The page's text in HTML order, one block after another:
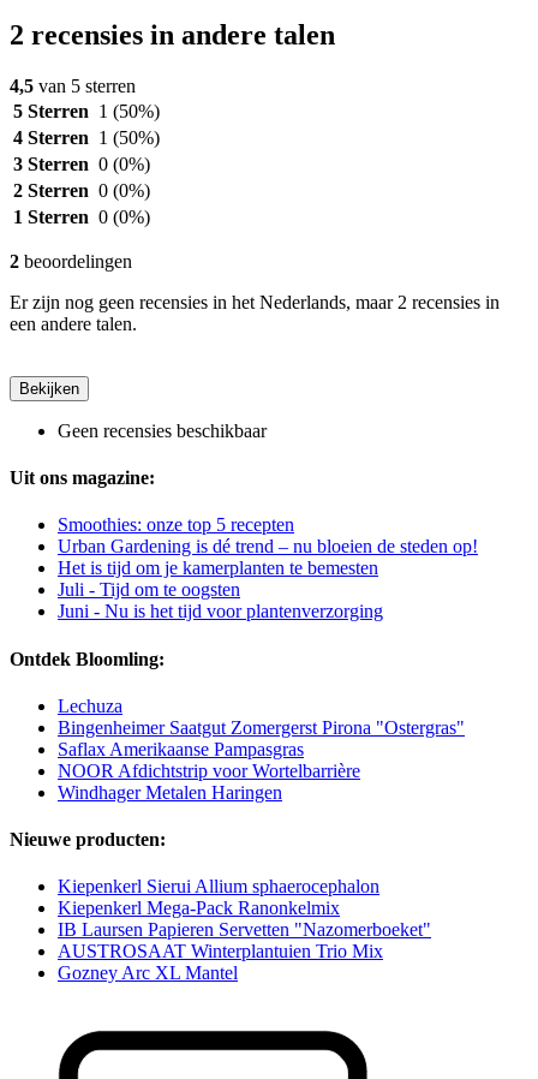
2 recensies in andere talen
4,5 van 5 sterren
5 Sterren 1 (50%)
4 Sterren 1 (50%)
3 Sterren 0 (0%)
2 Sterren 0 (0%)
1 Sterren 0 (0%)
2 beoordelingen
Er zijn nog geen recensies in het Nederlands, maar 2 recensies in
een andere talen.
Bekijken
Geen recensies beschikbaar
Uit ons magazine:
Smoothies: onze top 5 recepten
Urban Gardening is dé trend – nu bloeien de steden op!
Het is tijd om je kamerplanten te bemesten
Juli - Tijd om te oogsten
Juni - Nu is het tijd voor plantenverzorging
Ontdek Bloomling:
Lechuza
Bingenheimer Saatgut Zomergerst Pirona "Ostergras"
Saflax Amerikaanse Pampasgras
NOOR Afdichtstrip voor Wortelbarrière
Windhager Metalen Haringen
Nieuwe producten:
Kiepenkerl Sierui Allium sphaerocephalon
Kiepenkerl Mega-Pack Ranonkelmix
IB Laursen Papieren Servetten "Nazomerboeket"
AUSTROSAAT Winterplantuien Trio Mix
Gozney Arc XL Mantel